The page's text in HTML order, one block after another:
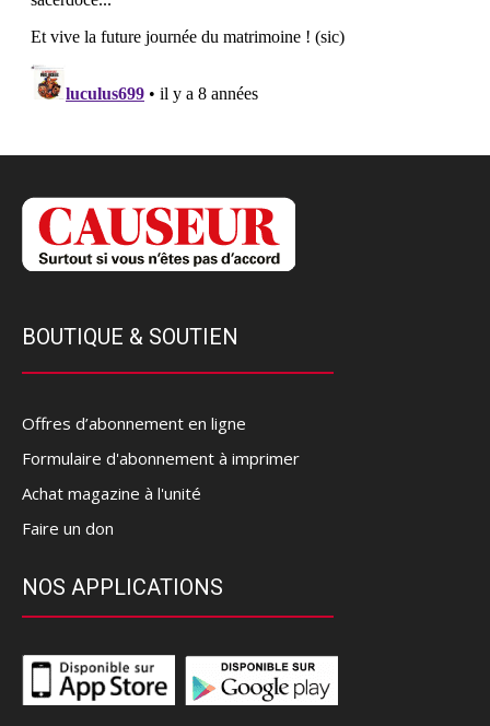
BOUTIQUE & SOUTIEN
Offres d’abonnement en ligne
Formulaire d'abonnement à imprimer
Achat magazine à l'unité
Faire un don
NOS APPLICATIONS